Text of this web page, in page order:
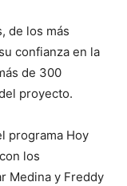
de los más
confianza en la
de 300
proyecto.
programa Hoy
los
Medina y Freddy